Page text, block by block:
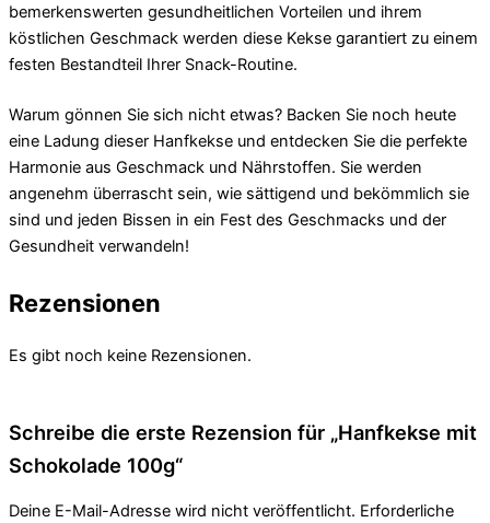
bemerkenswerten gesundheitlichen Vorteilen und ihrem
köstlichen Geschmack werden diese Kekse garantiert zu einem
festen Bestandteil Ihrer Snack-Routine.
Warum gönnen Sie sich nicht etwas? Backen Sie noch heute
eine Ladung dieser Hanfkekse und entdecken Sie die perfekte
Harmonie aus Geschmack und Nährstoffen. Sie werden
angenehm überrascht sein, wie sättigend und bekömmlich sie
sind und jeden Bissen in ein Fest des Geschmacks und der
Gesundheit verwandeln!
Rezensionen
Es gibt noch keine Rezensionen.
Schreibe die erste Rezension für „Hanfkekse mit
Schokolade 100g“
Deine E-Mail-Adresse wird nicht veröffentlicht. Erforderliche